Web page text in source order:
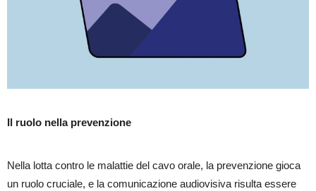
Il ruolo nella prevenzione
Nella lotta contro le malattie del cavo orale, la prevenzione gioca
un ruolo cruciale, e la comunicazione audiovisiva risulta essere